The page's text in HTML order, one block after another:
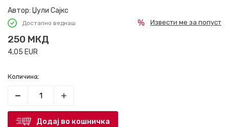
Автор: Џули Сајкс
Достапно веднаш
250 МКД
4,05 EUR
Извести ме за попуст
Количина:
Додај во кошничка